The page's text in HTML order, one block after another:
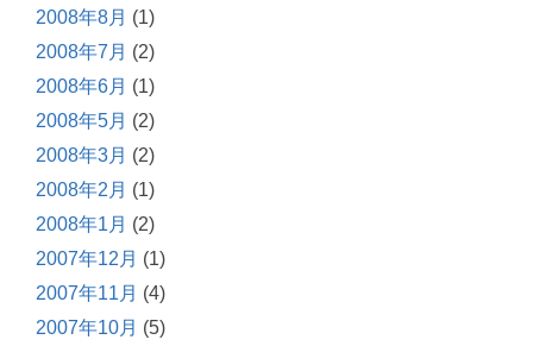
2008年8月 (1)
2008年7月 (2)
2008年6月 (1)
2008年5月 (2)
2008年3月 (2)
2008年2月 (1)
2008年1月 (2)
2007年12月 (1)
2007年11月 (4)
2007年10月 (5)